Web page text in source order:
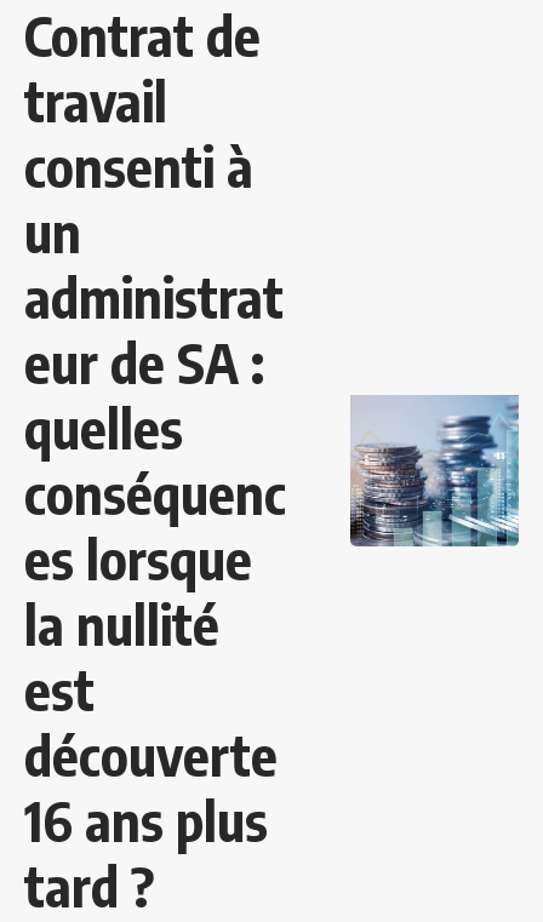
Contrat de
travail
consenti à
un
administrat
eur de SA :
quelles
conséquenc
es lorsque
la nullité
est
découverte
16 ans plus
tard ?